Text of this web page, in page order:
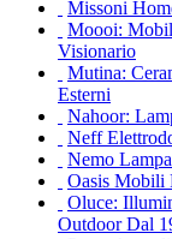
Missoni
Moooi:
Visionario
Mutina:
Esterni
Nahoor:
Neff
Nemo
Oasis Mobili
Oluce:
Outdoor Dal